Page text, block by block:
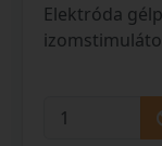
Elektróda